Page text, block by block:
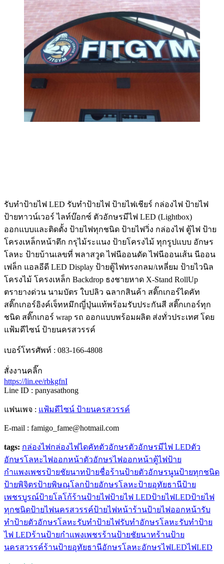
รับทําป้ายไฟ LED รับทำป้ายไฟ ป้ายไฟเชียร์ กล่องไฟ ป้ายไฟ
ป้ายทาวน์เวอร์ ไลท์บ๊อกซ์ ตัวอักษรมีไฟ LED (Lightbox)
ออกแบบและติดตั้ง ป้ายไฟทุกชนิด ป้ายไฟวิ่ง กล่องไฟ ตู้ไฟ ป้าย
โครงเหล็กหน้าตึก กรุไม้ระแนง ป้ายโครงไม้ ทุกรูปแบบ อักษร
โลหะ ป้ายบ้านเลขที่ พลาสวูด ไฟนีออนดัด ไฟนีออนเส้น นีออน
เฟล็ก แอลอีดี LED Display ป้ายตู้ไฟทรงกลม/เหลี่ยม ป้ายไวนิล
โครงไม้ โครงเหล็ก Backdrop ธงชายหาด X-Stand RollUp
ตรายางด่วน นามบัตร ใบปลิว ฉลากสินค้า สติ๊กเกอร์ไดคัท
สติ๊กเกอร์อิงค์เจ็ทหมึกญี่ปุ่นแท้พร้อมรับประกันสี สติ๊กเกอร์ทุก
ชนิด สติ๊กเกอร์ wrap รถ ออกแบบพร้อมผลิต ส่งทั่วประเทศ โดย
แฟ้มดีไซน์ ป้ายนครสวรรค์
เบอร์โทรศัพท์ : 083-166-4808
สั่งงานคลิ๊ก
https://lin.ee/rbkgfnI
Line ID : panyasathong
แฟนเพจ : แฟ้มดีไซน์ ป้ายนครสวรรค์
E-mail : famigo_fame@hotmail.com
tags: กล่องไฟกล่องไฟไดคัทตัวอักษรตัวอักษรมีไฟ LEDตัว
อักษรโลหะไฟออกหน้าตัวอักษรไฟออกหน้าตู้ไฟป้าย
กำแพงเพชรป้ายชัยนาทป้ายชื่อร้านป้ายตัวอักษรนูนป้ายทุกชนิด
ป้ายพิจิตรป้ายพิษณุโลกป้ายอักษรโลหะป้ายอุทัยธานีป้าย
เพชรบูรณ์ป้ายโลโก้ร้านป้ายไฟป้ายไฟ LEDป้ายไฟLEDป้ายไฟ
ทุกชนิดป้ายไฟนครสวรรค์ป้ายไฟหน้าร้านป้ายไฟออกหน้ารับ
ทำป้ายตัวอักษรโลหะรับทำป้ายไฟรับทำอักษรโลหะรับทําป้าย
ไฟ LEDร้านป้ายกำแพงเพชรร้านป้ายชัยนาทร้านป้าย
นครสวรรค์ร้านป้ายอุทัยธานีอักษรโลหะอักษรไฟLEDไฟLED